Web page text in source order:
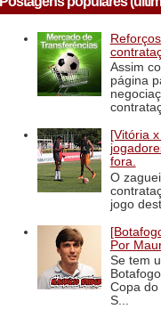
Assim
página
[Vitória
fora.
O
jogo
Por
Se tem
Copa
S...